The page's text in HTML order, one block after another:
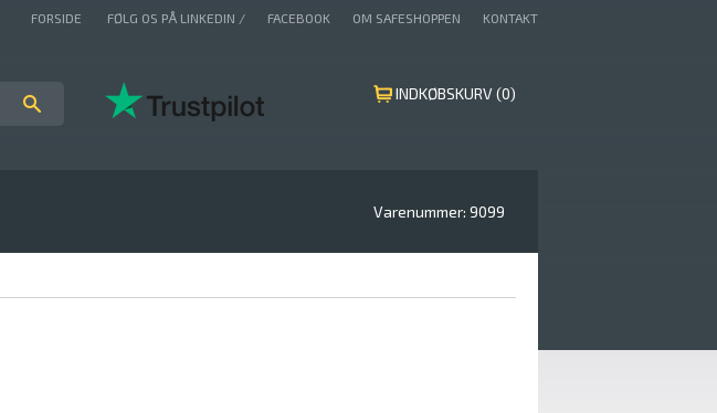
FORSIDE FØLG OS PÅ LINKEDIN / FACEBOOK OM SAFESHOPPEN KONTAKT
INDKØBSKURV (0)
Varenummer: 9099